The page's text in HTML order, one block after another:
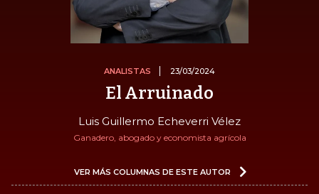
ANALISTAS 23/03/2024
El Arruinado
Luis Guillermo Echeverri Vélez
Ganadero, abogado y economista agrícola
VER MÁS COLUMNAS DE ESTE AUTOR